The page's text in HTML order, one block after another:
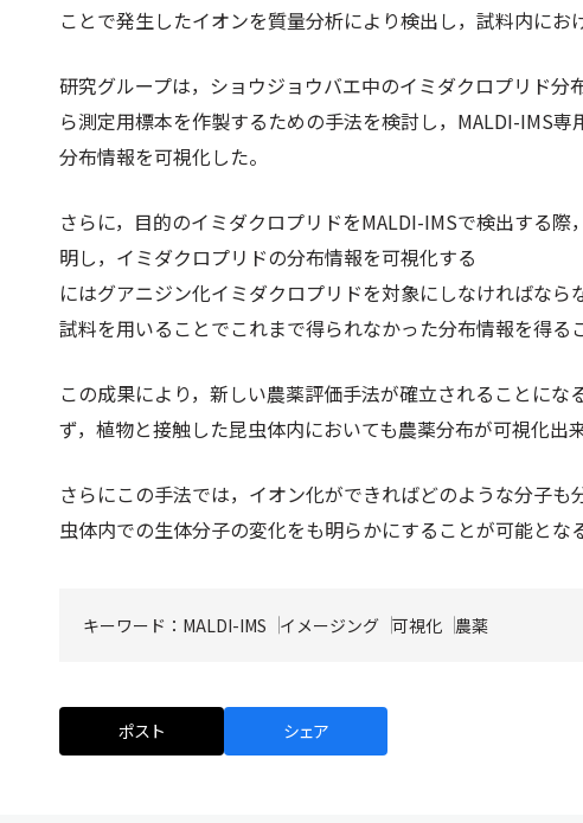
ことで発生したイオンを質量分析により検出し，試料内にお
研究グループは，ショウジョウバエ中のイミダクロプリド
ら測定用標本を作製するための手法を検討し，MALDI-IMS
分布情報を可視化した。
さらに，目的のイミダクロプリドをMALDI-IMSで検出する
明し，イミダクロプリドの分布情報を可視化する
にはグアニジン化イミダクロプリドを対象にしなければな
試料を用いることでこれまで得られなかった分布情報を得る
この成果により，新しい農薬評価手法が確立されることに
ず，植物と接触した昆虫体内においても農薬分布が可視化出
さらにこの手法では，イオン化ができればどのような分子
虫体内での生体分子の変化をも明らかにすることが可能とな
キーワード： MALDI-IMS イメージング 可視化 農薬
ポスト シェア